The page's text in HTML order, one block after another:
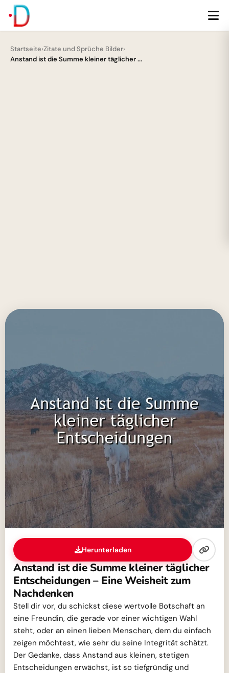
Startseite›Zitate und Sprüche Bilder›
Anstand ist die Summe kleiner täglicher ...
Herunterladen
Anstand ist die Summe kleiner täglicher
Entscheidungen – Eine Weisheit zum
Nachdenken
Stell dir vor, du schickst diese wertvolle Botschaft an
eine Freundin, die gerade vor einer wichtigen Wahl
steht, oder an einen lieben Menschen, dem du einfach
zeigen möchtest, wie sehr du seine Integrität schätzt.
Der Gedanke, dass Anstand aus kleinen, stetigen
Entscheidungen erwächst, ist so tiefgründig und